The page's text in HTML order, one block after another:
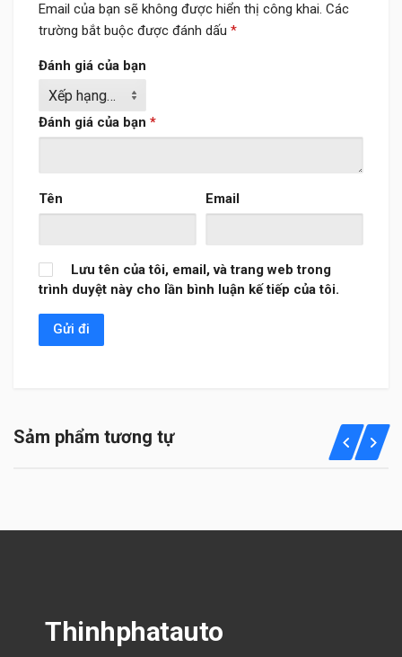
Email của bạn sẽ không được hiển thị công khai. Các
trường bắt buộc được đánh dấu *
Đánh giá của bạn
Đánh giá của bạn *
Tên Email
Lưu tên của tôi, email, và trang web trong
trình duyệt này cho lần bình luận kế tiếp của tôi.
Sảm phẩm tương tự
Thinhphatauto